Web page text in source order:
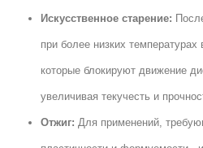
Искусственное старение:
при более низких
которые блокируют движение
увеличивая текучесть и
Отжиг: Для применений,